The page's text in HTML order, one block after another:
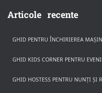
Articole recente
GHID PENTRU ÎNCHIRIEREA
GHID KIDS CORNER PENTRU
GHID HOSTESS PENTRU NUNȚI ȘI